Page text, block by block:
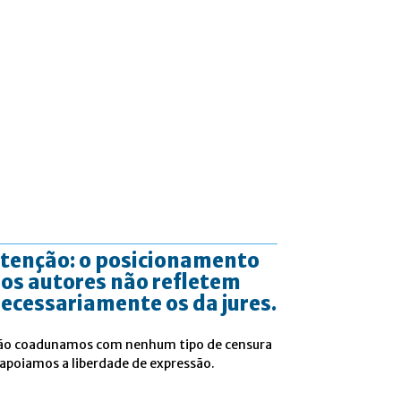
o posicionamento
autores não refletem
os da jures.
coadunamos com nenhum tipo de censura
a liberdade de expressão.